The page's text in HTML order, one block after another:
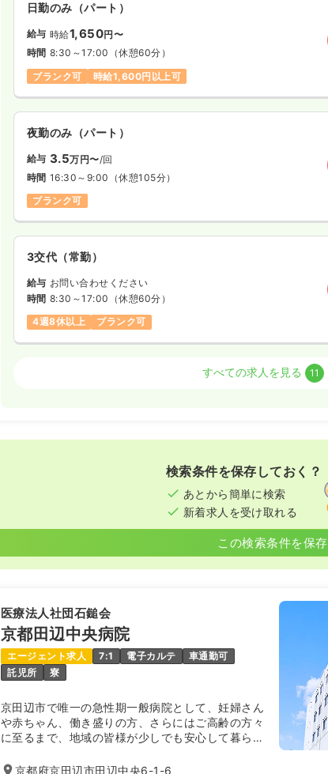
日勤のみ（パート）
給与 時給1,650円〜
時間 8:30～17:00 （休憩60分）
ブランク可
時給1,600円以上可
夜勤のみ（パート）
給与 3.5万円〜/回
時間 16:30～9:00 （休憩105分）
ブランク可
3交代（常勤）
給与 お問い合わせください
時間 8:30～17:00 （休憩60分）
4週8休以上
ブランク可
（休憩60分）
訪問看護正看護師
日勤のみ（常勤）
※経験5年の例
時間 8:30～17:00（休憩60分）
土日祝休み
オンコールあり
担当業務未経験可
ブランク可
第二新卒可 月給34万円以上可
ICU系正看護師
すべての求人を見る 11
検索条件を保存しておく？
あとから簡単に検索
新着求人を受け取れる
この検索条件を保存
医療法人社団石鎚会
京都田辺中央病院
エージェント求人 7:1 電子カルテ
車通勤可
託児所
寮
京田辺市で唯一の急性期一般病院として、妊婦さん
や赤ちゃん、働き盛りの方、さらにはご高齢の方々
に至るまで、地域の皆様が少しでも安心して暮らし
京都府京田辺市田辺中央6-1-6